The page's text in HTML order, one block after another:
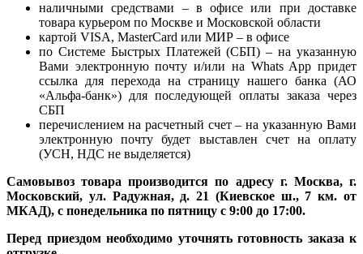
наличными средствами – в офисе или при доставке
товара курьером по Москве и Московской области
картой VISA, MasterCard или МИР – в офисе
по Системе Быстрых Платежей (СБП) – на указанную
Вами электронную почту и/или на Whats App придет
ссылка для перехода на страницу нашего банка (АО
«Альфа-банк») для последующей оплаты заказа через
СБП
перечислением на расчетный счет – на указанную Вами
электронную почту будет выставлен счет на оплату
(УСН, НДС не выделяется)
Самовывоз товара производится по адресу г. Москва, г.
Московский, ул. Радужная, д. 21 (Киевское ш., 7 км. от
МКАД), с понедельника по пятницу с 9:00 до 17:00.
Перед приездом необходимо уточнять готовность заказа к